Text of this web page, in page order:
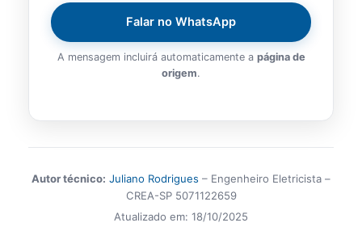
Falar no WhatsApp
A mensagem incluirá automaticamente a página de
origem.
Autor técnico: Juliano Rodrigues – Engenheiro Eletricista –
CREA-SP 5071122659
Atualizado em: 18/10/2025